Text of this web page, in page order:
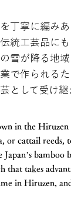
丁寧に編み
統工芸品に
雪が降る地
で作られる
として受け継
in the
or cattail reeds,
Japan’s
that takes
in Hiruzen,